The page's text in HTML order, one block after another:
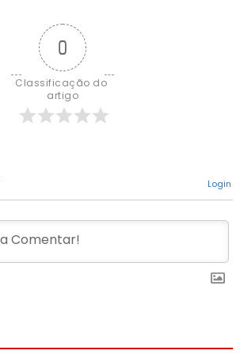
0
Classificação do
artigo
Login